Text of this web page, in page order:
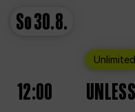
So30.8.
Unlimited
12:00